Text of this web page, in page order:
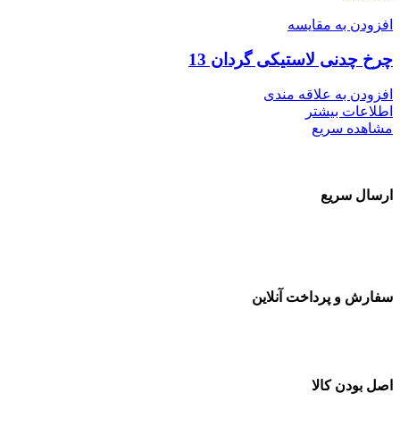
افزودن به مقایسه
چرخ چدنی لاستیکی گردان 13
افزودن به علاقه مندی
اطلاعات بیشتر
مشاهده سریع
ارسال سریع
سفارش و پرداخت آنلاین
اصل بودن کالا